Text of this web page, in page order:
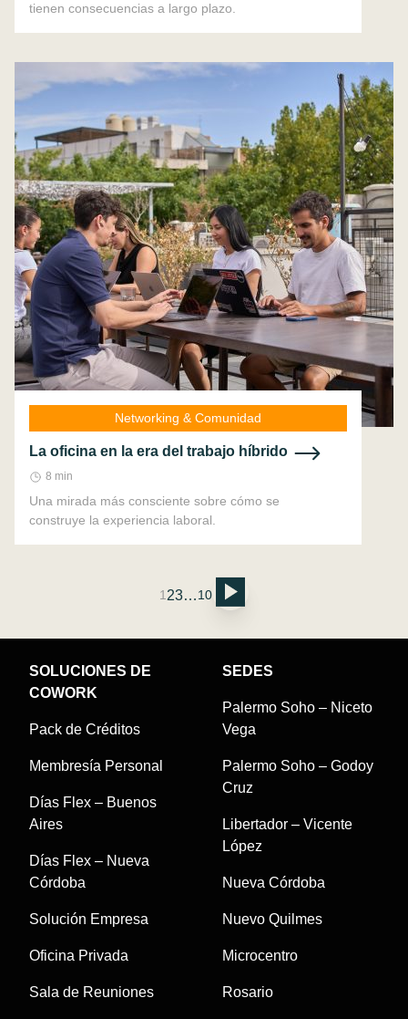
tienen consecuencias a largo plazo.
Networking & Comunidad
La oficina en la era del trabajo híbrido
8 min
Una mirada más consciente sobre cómo se
construye la experiencia laboral.
1 23…10
SOLUCIONES DE
COWORK
Pack de Créditos
Membresía Personal
Días Flex – Buenos
Aires
Días Flex – Nueva
Córdoba
Solución Empresa
Oficina Privada
Sala de Reuniones
SEDES
Palermo Soho – Niceto
Vega
Palermo Soho – Godoy
Cruz
Libertador – Vicente
López
Nueva Córdoba
Nuevo Quilmes
Microcentro
Rosario